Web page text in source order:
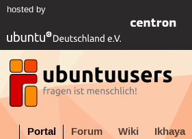
hosted by
Portal Forum Wiki Ikhaya